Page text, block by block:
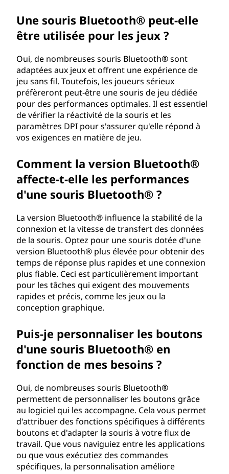
Une souris Bluetooth® peut-elle
être utilisée pour les jeux ?
Oui, de nombreuses souris Bluetooth® sont
adaptées aux jeux et offrent une expérience de
jeu sans fil. Toutefois, les joueurs sérieux
préfèreront peut-être une souris de jeu dédiée
pour des performances optimales. Il est essentiel
de vérifier la réactivité de la souris et les
paramètres DPI pour s'assurer qu'elle répond à
vos exigences en matière de jeu.
Comment la version Bluetooth®
affecte-t-elle les performances
d'une souris Bluetooth® ?
La version Bluetooth® influence la stabilité de la
connexion et la vitesse de transfert des données
de la souris. Optez pour une souris dotée d'une
version Bluetooth® plus élevée pour obtenir des
temps de réponse plus rapides et une connexion
plus fiable. Ceci est particulièrement important
pour les tâches qui exigent des mouvements
rapides et précis, comme les jeux ou la
conception graphique.
Puis-je personnaliser les boutons
d'une souris Bluetooth® en
fonction de mes besoins ?
Oui, de nombreuses souris Bluetooth®
permettent de personnaliser les boutons grâce
au logiciel qui les accompagne. Cela vous permet
d'attribuer des fonctions spécifiques à différents
boutons et d'adapter la souris à votre flux de
travail. Que vous naviguiez entre les applications
ou que vous exécutiez des commandes
spécifiques, la personnalisation améliore